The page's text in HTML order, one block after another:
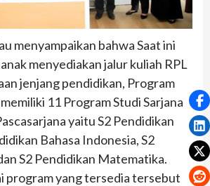
menyampaikan bahwa Saat ini
menyediakan jalur kuliah RPL
jenjang pendidikan, Program
11 Program Studi Sarjana
yaitu S2 Pendidikan
Bahasa Indonesia, S2
S2 Pendidikan Matematika.
program yang tersedia tersebut